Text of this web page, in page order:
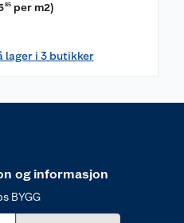
85 per m2)
lager i 3 butikker
og informasjon
BYGG